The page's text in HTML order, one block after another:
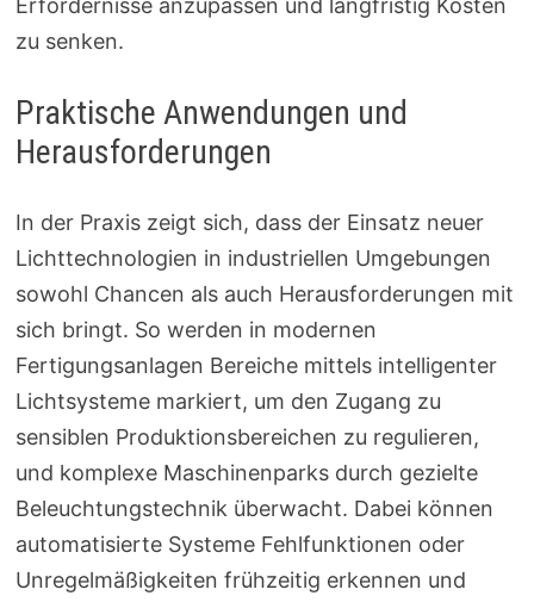
Erfordernisse anzupassen und langfristig Kosten
zu senken.
Praktische Anwendungen und
Herausforderungen
In der Praxis zeigt sich, dass der Einsatz neuer
Lichttechnologien in industriellen Umgebungen
sowohl Chancen als auch Herausforderungen mit
sich bringt. So werden in modernen
Fertigungsanlagen Bereiche mittels intelligenter
Lichtsysteme markiert, um den Zugang zu
sensiblen Produktionsbereichen zu regulieren,
und komplexe Maschinenparks durch gezielte
Beleuchtungstechnik überwacht. Dabei können
automatisierte Systeme Fehlfunktionen oder
Unregelmäßigkeiten frühzeitig erkennen und